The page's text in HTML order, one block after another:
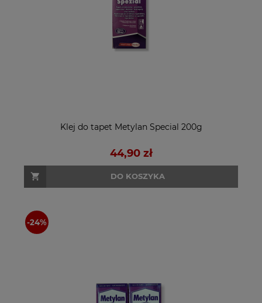
Klej do tapet Metylan Special 200g
44,90 zł
DO KOSZYKA